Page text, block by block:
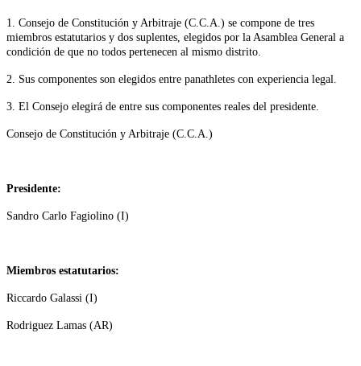
1. Consejo de Constitución y Arbitraje (C.C.A.) se compone de tres
miembros estatutarios y dos suplentes, elegidos por la Asamblea General a
condición de que no todos pertenecen al mismo distrito.
2. Sus componentes son elegidos entre panathletes con experiencia legal.
3. El Consejo elegirá de entre sus componentes reales del presidente.
Consejo de Constitución y Arbitraje (C.C.A.)
Presidente:
Sandro Carlo Fagiolino (I)
Miembros estatutarios:
Riccardo Galassi (I)
Rodriguez Lamas (AR)